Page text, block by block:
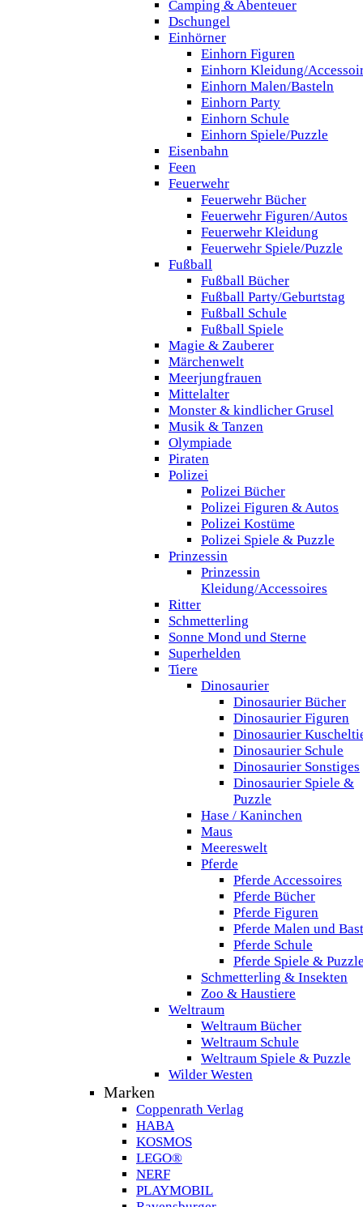
Camping & Abenteuer
Dschungel
Einhörner
Einhorn Figuren
Einhorn Kleidung/
Einhorn Malen/Basteln
Einhorn Party
Einhorn Schule
Einhorn Spiele/Puzzle
Eisenbahn
Feen
Feuerwehr
Feuerwehr Bücher
Feuerwehr Figuren/Autos
Feuerwehr Kleidung
Feuerwehr Spiele/Puzzle
Fußball
Fußball Bücher
Fußball Party/Geburtstag
Fußball Schule
Fußball Spiele
Magie & Zauberer
Märchenwelt
Meerjungfrauen
Mittelalter
Monster & kindlicher Grusel
Musik & Tanzen
Olympiade
Piraten
Polizei
Polizei Bücher
Polizei Figuren & Autos
Polizei Kostüme
Polizei Spiele & Puzzle
Prinzessin
Prinzessin
Kleidung/Accessoires
Ritter
Schmetterling
Sonne Mond und Sterne
Superhelden
Tiere
Dinosaurier
Dinosaurier Bücher
Dinosaurier Figuren
Dinosaurier
Dinosaurier Schule
Dinosaurier Sonstiges
Dinosaurier Spiele &
Puzzle
Hase / Kaninchen
Maus
Meereswelt
Pferde
Pferde Accessoires
Pferde Bücher
Pferde Figuren
Pferde Malen und
Pferde Schule
Pferde Spiele &
Schmetterling & Insekten
Zoo & Haustiere
Weltraum
Weltraum Bücher
Weltraum Schule
Weltraum Spiele & Puzzle
Wilder Westen
Marken
Coppenrath Verlag
HABA
KOSMOS
LEGO®
NERF
PLAYMOBIL